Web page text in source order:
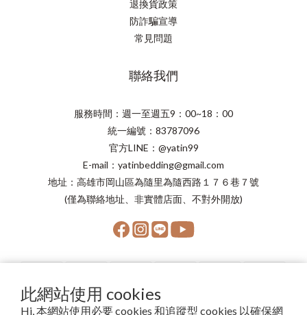
此網站使用 cookies
Hi, 本網站使用必要 cookies 和追蹤型 cookies 以確保網
退換貨政策
防詐騙宣導
常見問題
聯絡我們
服務時間：週一至週五9：00~18：00
統一編號：83787096
官方LINE：@yatin99
E-mail：yatinbedding@gmail.com
地址：高雄市岡山區為隨里為隨西路１７６巷７號
(僅為聯絡地址、非實體店面、不對外開放)